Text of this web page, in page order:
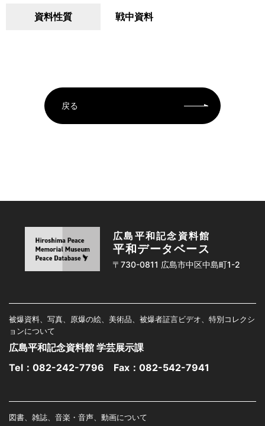
資料性質 戦中資料
戻る
広島平和記念資料館
平和データベース
〒730-0811 広島市中区中島町1-2
被爆資料、写真、原爆の絵、美術品、被爆者証言ビデオ、特別コレクシ
ョンについて
広島平和記念資料館 学芸展示課
Tel： 082-242-7796 Fax：082-542-7941
図書、雑誌、音楽・音声、動画について